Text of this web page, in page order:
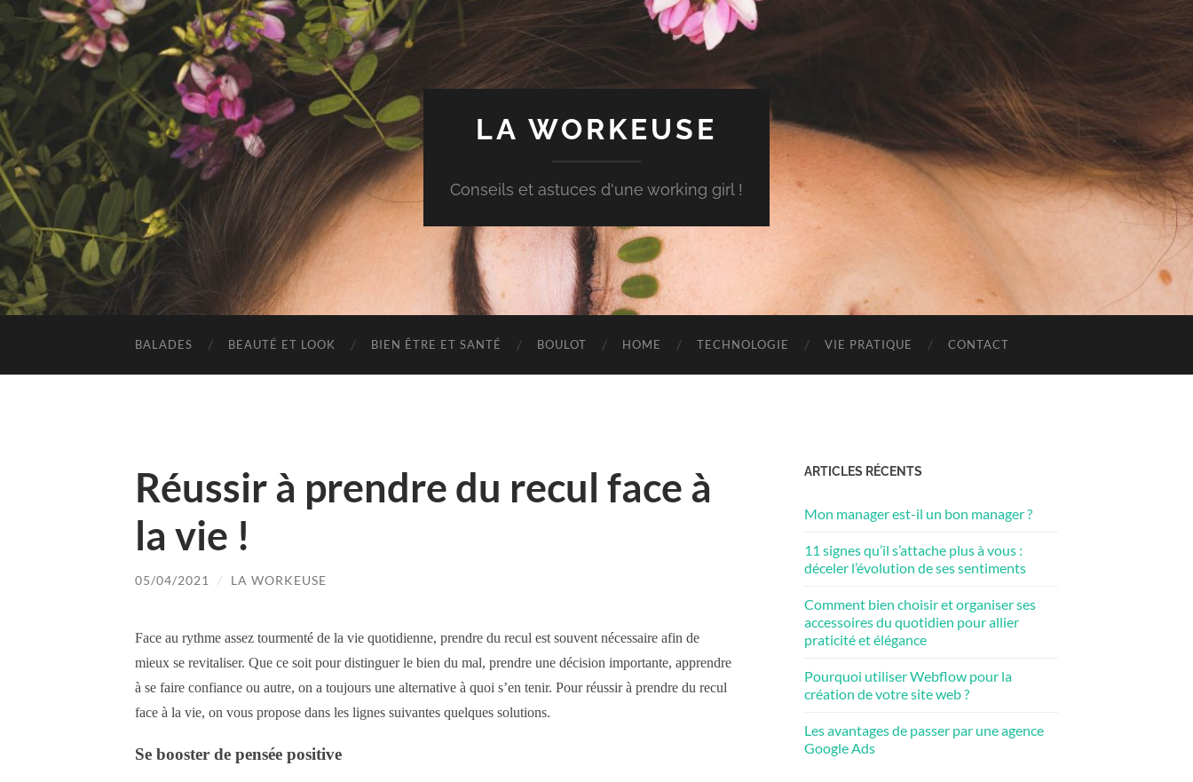
LA WORKEUSE
Conseils et astuces d'une working girl !
BALADES BEAUTÉ ET LOOK BIEN ÊTRE ET SANTÉ BOULOT HOME TECHNOLOGIE VIE PRATIQUE CONTACT
Réussir à prendre du recul face à
la vie !
05/04/2021 / LA WORKEUSE
Face au rythme assez tourmenté de la vie quotidienne, prendre du recul est souvent nécessaire afin de
mieux se revitaliser. Que ce soit pour distinguer le bien du mal, prendre une décision importante, apprendre
à se faire confiance ou autre, on a toujours une alternative à quoi s’en tenir. Pour réussir à prendre du recul
face à la vie, on vous propose dans les lignes suivantes quelques solutions.
Se booster de pensée positive
ARTICLES RÉCENTS
Mon manager est-il un bon manager ?
11 signes qu’il s’attache plus à vous :
déceler l’évolution de ses sentiments
Comment bien choisir et organiser ses
accessoires du quotidien pour allier
praticité et élégance
Pourquoi utiliser Webflow pour la
création de votre site web ?
Les avantages de passer par une agence
Google Ads